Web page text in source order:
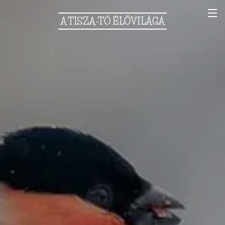
ATISZA-TÓ ÉLŐVILÁGA